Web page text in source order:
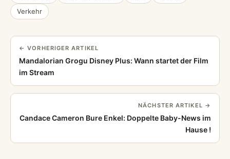
Verkehr
← VORHERIGER ARTIKEL
Mandalorian Grogu Disney Plus: Wann startet der Film
im Stream
NÄCHSTER ARTIKEL →
Candace Cameron Bure Enkel: Doppelte Baby-News im
Hause !